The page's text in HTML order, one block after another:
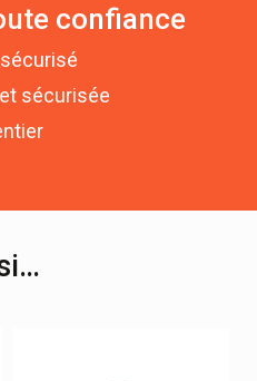
confiance
sécurisée